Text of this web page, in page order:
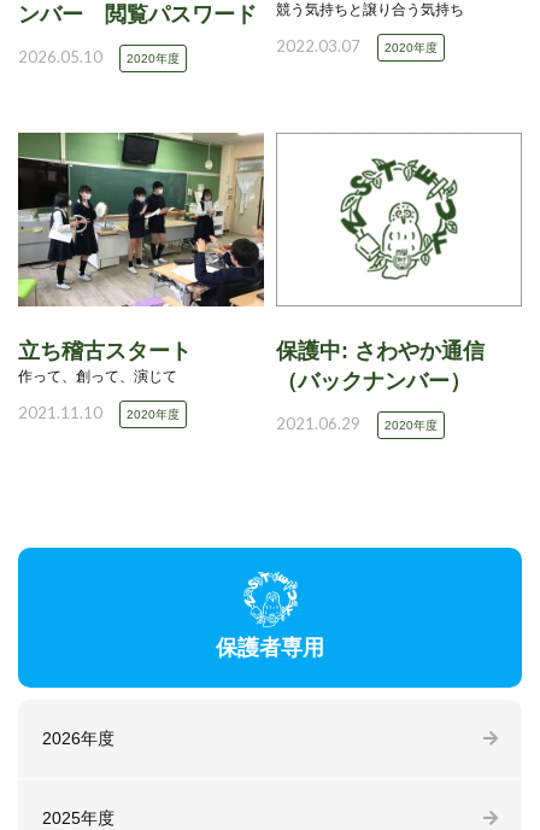
ンバー 閲覧パスワード
2026.05.10 2020年度
競う気持ちと譲り合う気持ち
2022.03.07 2020年度
立ち稽古スタート
作って、創って、演じて
2021.11.10 2020年度
保護中: さわやか通信
（バックナンバー）
2021.06.29 2020年度
保護者専用
2026年度
2025年度